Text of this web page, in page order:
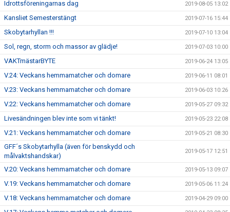
Idrottsföreningarnas dag 2019-08-05 13:02
Kansliet Semesterstängt 2019-07-16 15:44
Skobytarhyllan !!! 2019-07-10 13:04
Sol, regn, storm och massor av glädje! 2019-07-03 10:00
VAKTmästarBYTE 2019-06-24 13:05
V.24: Veckans hemmamatcher och domare 2019-06-11 08:01
V.23: Veckans hemmamatcher och domare 2019-06-03 10:26
V.22: Veckans hemmamatcher och domare 2019-05-27 09:32
Livesändningen blev inte som vi tänkt! 2019-05-23 22:08
V.21: Veckans hemmamatcher och domare 2019-05-21 08:30
GFF´s Skobytarhylla (även för benskydd och
målvaktshandskar)
2019-05-17 12:51
V.20: Veckans hemmamatcher och domare 2019-05-13 09:07
V.19: Veckans hemmamatcher och domare 2019-05-06 11:24
V.18: Veckans hemmamatcher och domare 2019-04-29 09:00